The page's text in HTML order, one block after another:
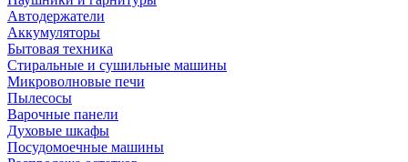
Автодержатели
Аккумуляторы
Бытовая техника
Стиральные и сушильные машины
Микроволновые печи
Пылесосы
Варочные панели
Духовые шкафы
Посудомоечные машины